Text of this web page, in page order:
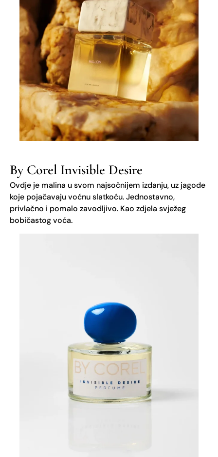
By Corel Invisible Desire
Ovdje je malina u svom najsočnijem izdanju, uz jagode
koje pojačavaju voćnu slatkoću. Jednostavno,
privlačno i pomalo zavodljivo. Kao zdjela svježeg
bobičastog voća.